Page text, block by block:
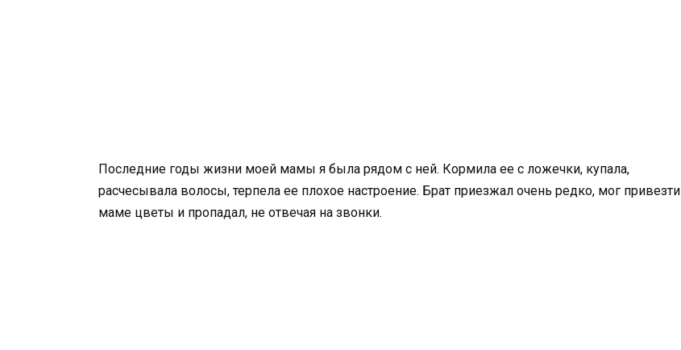
Последние годы жизни моей мамы я была рядом с ней. Кормила ее с ложечки, купала,
расчесывала волосы, терпела ее плохое настроение. Брат приезжал очень редко, мог привезти
маме цветы и пропадал, не отвечая на звонки.